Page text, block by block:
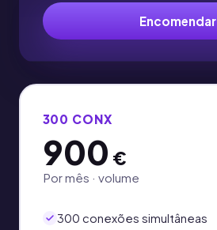
Encomendar
300 CONX
900 €
Por mês · volume
300 conexões simultâneas